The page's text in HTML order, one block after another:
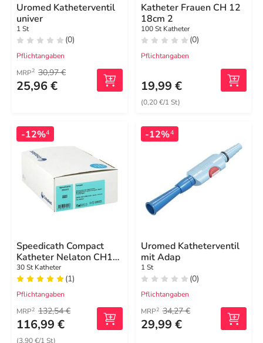
Uromed Katheterventil
univer
1 St
(0)
Pflichtangaben
MRP2 30,97 €
25,96 €
Katheter Frauen CH 12
18cm 2
100 St Katheter
(0)
Pflichtangaben
19,99 €
(0,20 €/1 St)
-12%4
Speedicath Compact
Katheter Nelaton CH12
28692 Männer
30 St Katheter
(1)
Pflichtangaben
MRP2 132,54 €
116,99 €
(3,90 €/1 St)
-12%4
Uromed Katheterventil
mit Adap
1 St
(0)
Pflichtangaben
MRP2 34,27 €
29,99 €